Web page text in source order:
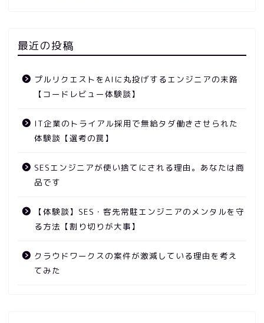
最近の投稿
プルリクエストをAIに丸投げするエンジニアの末路
【コードレビュー体験談】
IT企業のトライアル採用で無給タダ働きさせられた
体験談【選考の罠】
SESエンジニアが使い捨てにされる理由。あなたは商
品です
【体験談】SES・客先常駐エンジニアのメンタルを守
る方法【割り切りが大事】
クラウドワークスの案件が激減している理由を考え
てみた